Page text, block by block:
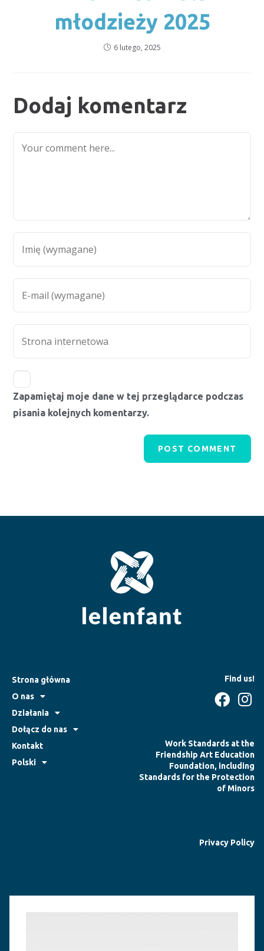
młodzieży 2025
6 lutego, 2025
Dodaj komentarz
Zapamiętaj moje dane w tej przeglądarce podczas
pisania kolejnych komentarzy.
Strona główna
O nas
Działania
Dołącz do nas
Kontakt
Polski
Find us!
Work Standards at the
Friendship Art Education
Foundation, including
Standards for the Protection
of Minors
Privacy Policy